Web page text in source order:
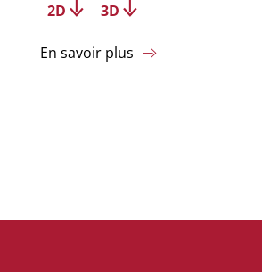
2D
3D
En savoir plus